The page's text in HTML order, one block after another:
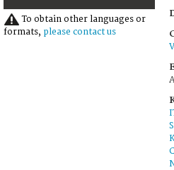
seconds
To obtain other languages or
formats, please contact us